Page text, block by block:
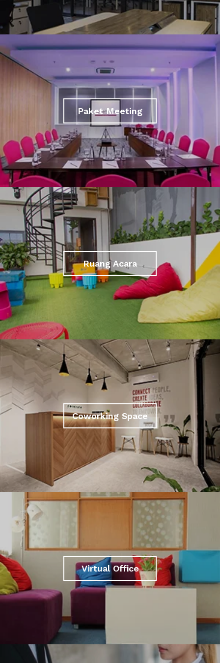
Paket Meeting
Ruang Acara
Coworking Space
Virtual Office